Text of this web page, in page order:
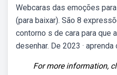
Webcaras das emoções
(para baixar). São 8
contorno s de cara para que
desenhar. De 2023 · aprenda
For more information,